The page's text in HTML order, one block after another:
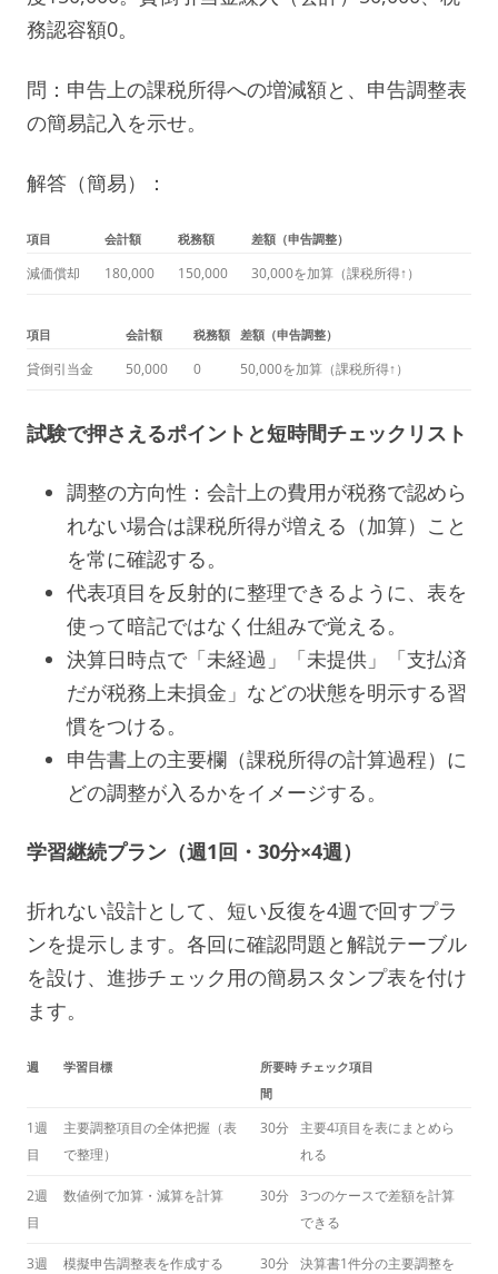
務認容額0。
問：申告上の課税所得への増減額と、申告調整表
の簡易記入を示せ。
解答（簡易）：
項目 会計額 税務額 差額（申告調整）
減価償却 180,000 150,000 30,000を加算（課税所得↑）
項目 会計額 税務額 差額（申告調整）
貸倒引当金 50,000 0 50,000を加算（課税所得↑）
試験で押さえるポイントと短時間チェックリスト
調整の方向性：会計上の費用が税務で認めら
れない場合は課税所得が増える（加算）こと
を常に確認する。
代表項目を反射的に整理できるように、表を
使って暗記ではなく仕組みで覚える。
決算日時点で「未経過」「未提供」「支払済
だが税務上未損金」などの状態を明示する習
慣をつける。
申告書上の主要欄（課税所得の計算過程）に
どの調整が入るかをイメージする。
学習継続プラン（週1回・30分×4週）
折れない設計として、短い反復を4週で回すプラ
ンを提示します。各回に確認問題と解説テーブル
を設け、進捗チェック用の簡易スタンプ表を付け
ます。
週 学習目標
所要時
間
チェック項目
1週
目
主要調整項目の全体把握（表
で整理）
30分
主要4項目を表にまとめら
れる
2週
目
数値例で加算・減算を計算 30分 3つのケースで差額を計算
できる
3週
模擬申告調整表を作成する 30分 決算書1件分の主要調整を